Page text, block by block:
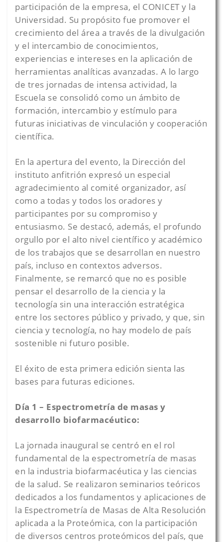
participación de la empresa, el CONICET y la
Universidad. Su propósito fue promover el
crecimiento del área a través de la divulgación
y el intercambio de conocimientos,
experiencias e intereses en la aplicación de
herramientas analíticas avanzadas. A lo largo
de tres jornadas de intensa actividad, la
Escuela se consolidó como un ámbito de
formación, intercambio y estímulo para
futuras iniciativas de vinculación y cooperación
científica.
En la apertura del evento, la Dirección del
instituto anfitrión expresó un especial
agradecimiento al comité organizador, así
como a todas y todos los oradores y
participantes por su compromiso y
entusiasmo. Se destacó, además, el profundo
orgullo por el alto nivel científico y académico
de los trabajos que se desarrollan en nuestro
país, incluso en contextos adversos.
Finalmente, se remarcó que no es posible
pensar el desarrollo de la ciencia y la
tecnología sin una interacción estratégica
entre los sectores público y privado, y que, sin
ciencia y tecnología, no hay modelo de país
sostenible ni futuro posible.
El éxito de esta primera edición sienta las
bases para futuras ediciones.
Día 1 – Espectrometría de masas y
desarrollo biofarmacéutico:
La jornada inaugural se centró en el rol
fundamental de la espectrometría de masas
en la industria biofarmacéutica y las ciencias
de la salud. Se realizaron seminarios teóricos
dedicados a los fundamentos y aplicaciones de
la Espectrometría de Masas de Alta Resolución
aplicada a la Proteómica, con la participación
de diversos centros proteómicos del país, que